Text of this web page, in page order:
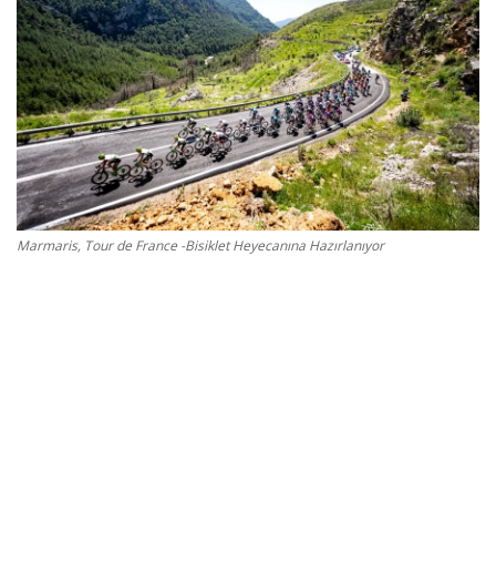
Bodrum Trafik Yoğunluk Haritası
Turizm
Siyaset
Bodrum Nöbetçi Eczaneler
Köşe Yazarları
Marmaris, Tour de France -Bisiklet Heyecanına Hazırlanıyor